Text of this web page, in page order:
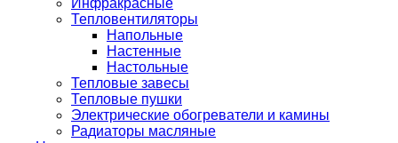
Инфракрасные
Тепловентиляторы
Напольные
Настенные
Настольные
Тепловые завесы
Тепловые пушки
Электрические обогреватели и камины
Радиаторы масляные